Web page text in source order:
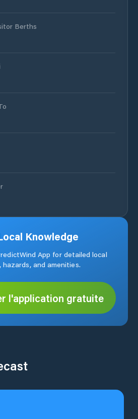
Berths
Knowledge
App for detailed local
hazards, and amenities.
l'application gratuite